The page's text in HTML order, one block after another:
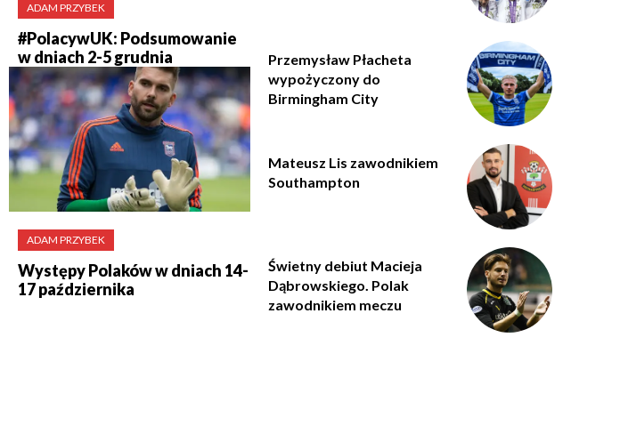
ADAM PRZYBEK
#PolacywUK: Podsumowanie
w dniach 2-5 grudnia
ADAM PRZYBEK
Występy Polaków w dniach 14-
17 października
Przemysław Płacheta
wypożyczony do
Birmingham City
Mateusz Lis zawodnikiem
Southampton
Świetny debiut Macieja
Dąbrowskiego. Polak
zawodnikiem meczu